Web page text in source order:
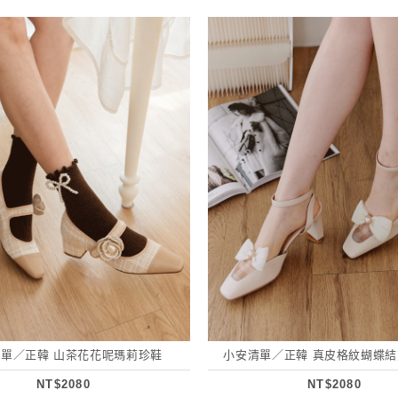
／正韓 山茶花花呢瑪莉珍鞋
NT$2080
小安清單／正韓 真皮格紋蝴蝶
NT$2080